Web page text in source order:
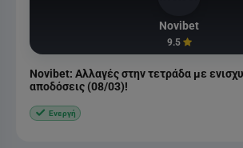
Novibet
9.5
Novibet: Αλλαγές στην τετράδα με
αποδόσεις (08/03)!
Ενεργή